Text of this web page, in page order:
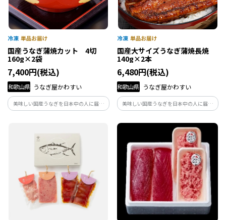
国産うなぎ蒲焼カット 4切
160g×2袋
7,400円(税込)
和歌山県 うなぎ屋かわすい
美味しい国産うなぎを日本中の人に届け
たい。全国から選び抜いた臭みの無いう
ことで、本当に美味しい蒲焼をつくり続
けています。
国産大サイズうなぎ蒲焼長焼
140g×2本
6,480円(税込)
和歌山県 うなぎ屋かわすい
美味しい国産うなぎを日本中の人に届け
たい。全国から選び抜いた臭みの無いう
なぎを、自家製タレと確かな火入れで丁
寧に焼き上げます。素材に正直に向き合う
ことで、本当に美味しい蒲焼をつくり続
けています。